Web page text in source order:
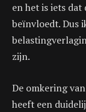
en het is iets dat
beïnvloedt. Dus
zijn.
De omkering
heeft een